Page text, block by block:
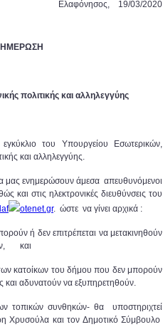
Ελαφόνησος, 19/03/2020
πολιτικής και αλληλεγγύης
του Υπουργείου Εσωτερικών,
και αλληλεγγύης.
μας ενημερώσουν άμεσα απευθυνόμενοι
στις ηλεκτρονικές διευθύνσεις του
otenet.gr. ώστε να γίνει αρχικά :
ή δεν επιτρέπεται να μετακινηθούν
και
κατοίκων του δήμου που δεν μπορούν
και αδυνατούν να εξυπηρετηθούν.
τοπικών συνθηκών- θα υποστηριχτεί
Χρυσούλα και τον Δημοτικό Σύμβουλο